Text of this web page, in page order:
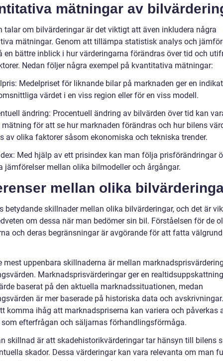
mätningar av
talar om bilvärderingar är det viktigt att även inkludera några
mätningar. Genom att tillämpa statistisk analys och
en bättre inblick i hur värderingarna förändras över tid och
Nedan följer några exempel på kvantitativa mätningar:
Medelpriset för liknande bilar på marknaden ger en
värdet i en viss region eller för en viss modell.
ändring: Procentuell ändring av bilvärden över tid kan
mätning för att se hur marknaden förändras och hur bilens
av olika faktorer såsom ekonomiska och tekniska trender.
Med hjälp av ett prisindex kan man följa prisförändringar
jämförelser mellan olika bilmodeller och årgångar.
mellan olika
betydande skillnader mellan olika bilvärderingar, och det är
om dessa när man bedömer sin bil. Förståelsen för de
och deras begränsningar är avgörande för att fatta
mest uppenbara skillnaderna är mellan
Marknadsprisvärderingar ger en
baserat på den aktuella marknadssituationen, medan
är mer baserade på historiska data och
komma ihåg att marknadspriserna kan variera och påverkas
efterfrågan och säljarnas förhandlingsförmåga.
skillnad är att skadehistorikvärderingar tar hänsyn till bilens
skador. Dessa värderingar kan vara relevanta om man